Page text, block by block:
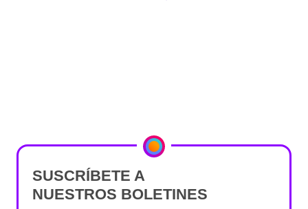
SUSCRÍBETE A
NUESTROS BOLETINES